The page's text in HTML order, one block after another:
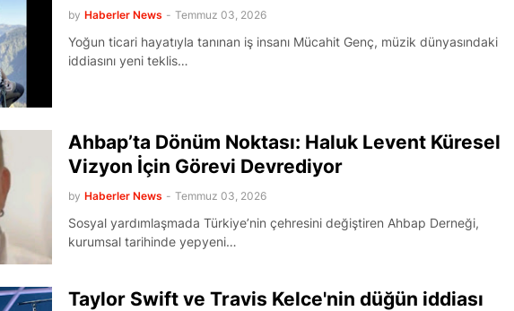
by Haberler News - Temmuz 03, 2026
Yoğun ticari hayatıyla tanınan iş insanı Mücahit Genç, müzik dünyasındaki
iddiasını yeni teklis…
Ahbap’ta Dönüm Noktası: Haluk Levent Küresel
Vizyon İçin Görevi Devrediyor
by Haberler News - Temmuz 03, 2026
Sosyal yardımlaşmada Türkiye’nin çehresini değiştiren Ahbap Derneği,
kurumsal tarihinde yepyeni…
Taylor Swift ve Travis Kelce'nin düğün iddiası